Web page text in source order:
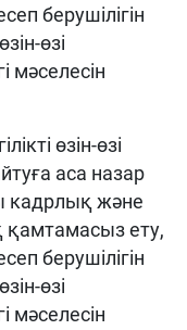
берушілігін
өзі
мәселесін
өзін-өзі
аса назар
кадрлық және
ету,
берушілігін
өзі
мәселесін